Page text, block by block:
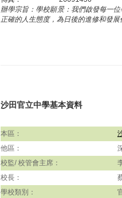
辦學宗旨： 學校願景：我們啟發每一
正確的人生態度，為日後的進修和發展
沙田官立中學基本資料
本區：
他區：
校監/ 校管會主席：
校長：
學校類別：